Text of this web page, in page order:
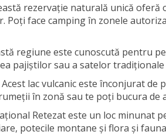
rezervație naturală unică
Poți face camping în zonele
regiune este cunoscută pentru
pajiștilor sau a satelor
Acest lac vulcanic este înconjurat
în zonă sau te poți bucura de
Retezat este un loc minunat
potecile montane și flora și